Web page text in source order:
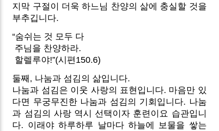
지막 구절이 더욱 하느님 찬양의 삶에 충실할 것을
부추깁니다.
“숨쉬는 것 모두 다
주님을 찬양하라.
할렐루야!”(시편150.6)
둘째, 나눔과 섬김의 삶입니다.
나눔과 섬김은 이웃 사랑의 표현입니다. 마음만 있
다면 무궁무진한 나눔과 섬김의 기회입니다. 나눔
과 섬김의 사랑 역시 선택이자 훈련이요 습관입니
다. 이래야 하루하루 날마다 하늘에 보물을 쌓는